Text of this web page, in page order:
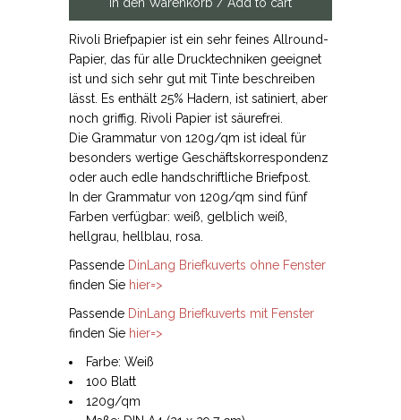
Rivoli Briefpapier ist ein sehr feines Allround-
Papier, das für alle Drucktechniken geeignet
ist und sich sehr gut mit Tinte beschreiben
lässt. Es enthält 25% Hadern, ist satiniert, aber
noch griffig. Rivoli Papier ist säurefrei.
Die Grammatur von 120g/qm ist ideal für
besonders wertige Geschäftskorrespondenz
oder auch edle handschriftliche Briefpost.
In der Grammatur von 120g/qm sind fünf
Farben verfügbar: weiß, gelblich weiß,
hellgrau, hellblau, rosa.
Passende DinLang Briefkuverts ohne Fenster
finden Sie hier=>
Passende DinLang Briefkuverts mit Fenster
finden Sie hier=>
Farbe: Weiß
100 Blatt
120g/qm